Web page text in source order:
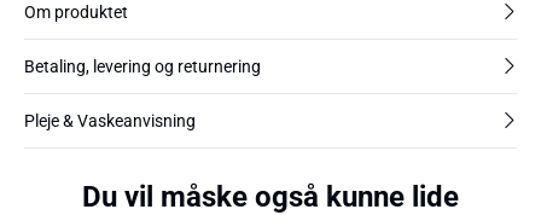
Om produktet
Betaling, levering og returnering
Pleje & Vaskeanvisning
Du vil måske også kunne lide